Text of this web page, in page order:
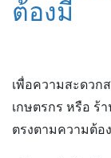
ต้องมี
เพื่อความสะดวก
เกษตรกร หรือ ร้
ตรงตามความต้อ